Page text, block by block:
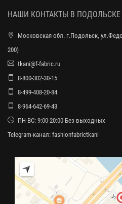
НАШИ КОНТАКТЫ В ПОДОЛЬСКЕ
Московская обл. г.Подольск,
200)
tkani@f-fabric.ru
8-800-302-30-15
8-499-408-20-84
8-964-642-69-43
ПН-ВС: 9:00-20:00 Без выходных
Telegram-канал: fashionfabrictkani